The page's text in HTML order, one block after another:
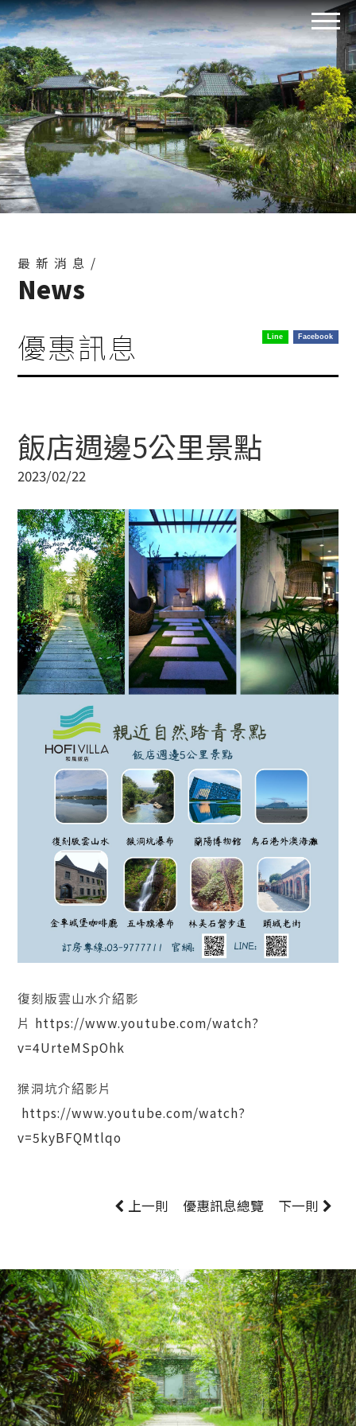
最新消息/
News
Facebook
Line
優惠訊息
飯店週邊5公里景點
2023/02/22
復刻版雲山水介紹影
片 https://www.youtube.com/watch?
v=4UrteMSpOhk
猴洞坑介紹影片
https://www.youtube.com/watch?
v=5kyBFQMtlqo
上一則 優惠訊息總覽 下一則